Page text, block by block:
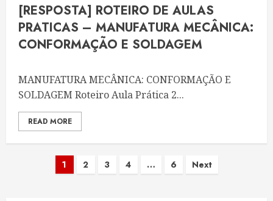
[RESPOSTA] ROTEIRO DE AULAS
PRATICAS – MANUFATURA MECÂNICA:
CONFORMAÇÃO E SOLDAGEM
MANUFATURA MECÂNICA: CONFORMAÇÃO E
SOLDAGEM Roteiro Aula Prática 2...
READ MORE
Paginação
1 2 3 4 … 6 Next